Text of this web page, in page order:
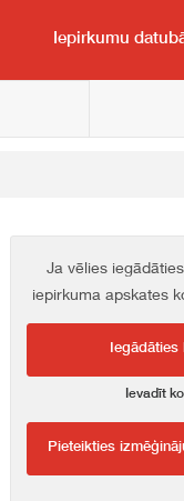
Iepirkumu
Ja vēlies
iepirkuma apskates
Iegādāties
Ievadīt
Pieteikties